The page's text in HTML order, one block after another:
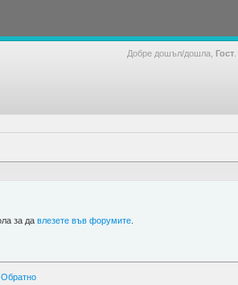
Добре дошъл/дошла, Гост
за да влезете във форумите.
Обратно